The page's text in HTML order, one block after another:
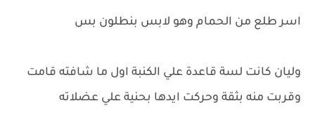
اسر طلع من الحمام وهو لابس بنطلون بس
وليان كانت لسة قاعدة علي الكنبة اول ما شافته قامت
وقربت منه بثقة وحركت ايدها بحنية علي عضلاته